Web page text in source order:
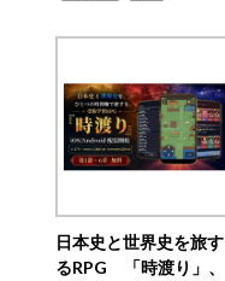
日本史と世界史を旅す
るRPG 「時渡り」、